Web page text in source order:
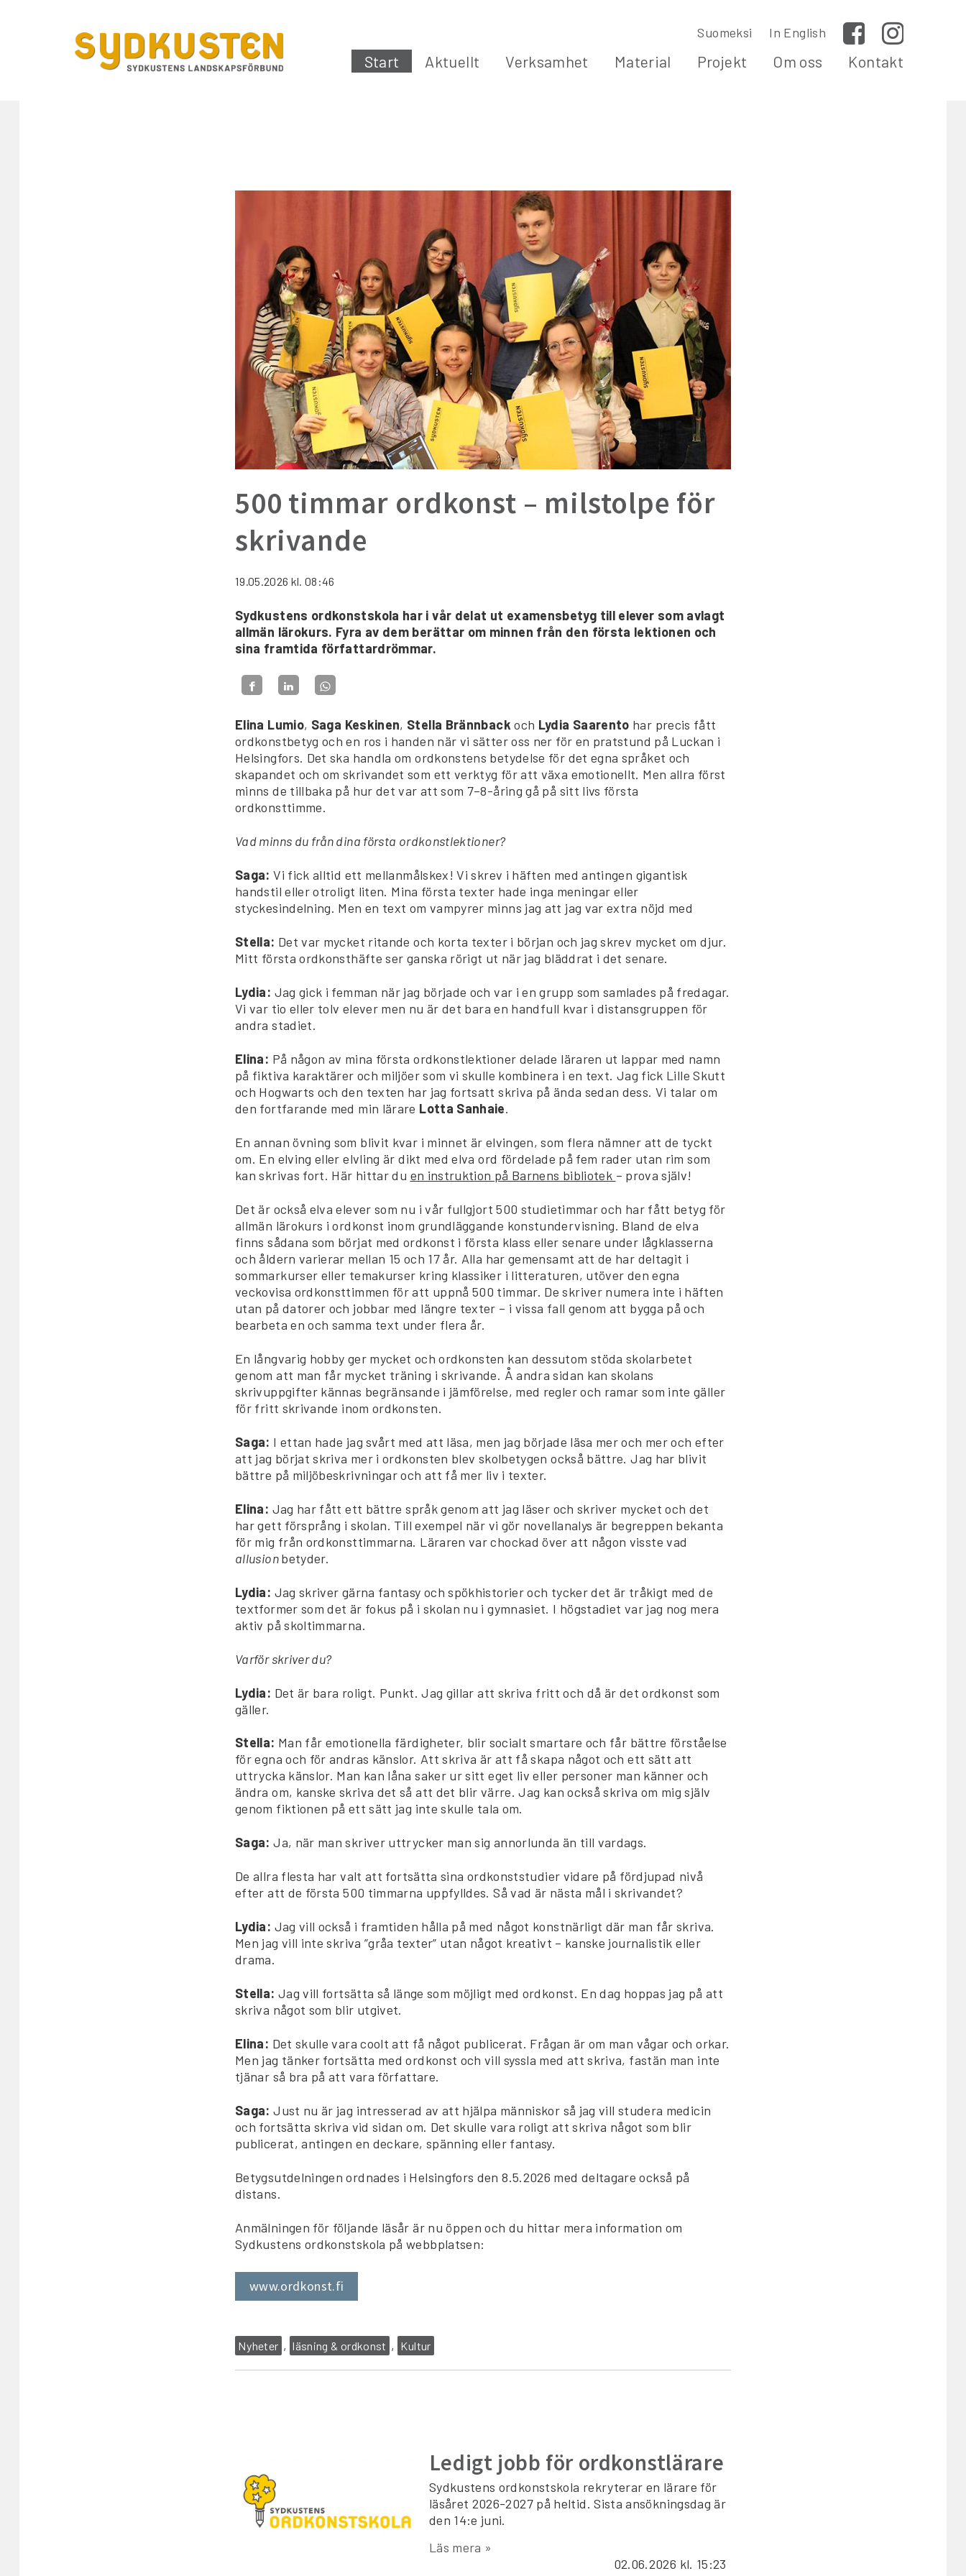
Suomeksi In English Facebook
Start Aktuellt Verksamhet Material Projekt Om oss Kontakt
Nyheter läsning & ordkonst Kultur
500 timmar ordkonst – milstolpe för
skrivande
19.05.2026 kl. 08:46
Sydkustens ordkonstskola har i vår delat ut examensbetyg till elever som avlagt
allmän lärokurs. Fyra av dem berättar om minnen från den första lektionen och
sina framtida författardrömmar.
Elina Lumio, Saga Keskinen, Stella Brännbackoch Lydia Saarento har precis fått
ordkonstbetyg och en ros i handen när vi sätter oss ner för en pratstund på Luckan i
Helsingfors. Det ska handla om ordkonstens betydelse för det egna språket och
skapandet och om skrivandet som ett verktyg för att växa emotionellt. Men allra först
minns de tillbaka på hur det var att som 7–8-åring gå på sitt livs första
ordkonsttimme.
Vad minns du från dina första ordkonstlektioner?
Saga:Vi fick alltid ett mellanmålskex! Vi skrev i häften med antingen gigantisk
handstil eller otroligt liten. Mina första texter hade inga meningar eller
styckesindelning. Men en text om vampyrer minns jag att jag var extra nöjd med
Stella: Det var mycket ritande och korta texter i början och jag skrev mycket om djur.
Mitt första ordkonsthäfte ser ganska rörigt ut när jag bläddrat i det senare.
Lydia: Jag gick i femman när jag började och var i en grupp som samlades på fredagar.
Vi var tio eller tolv elever men nu är det bara en handfull kvar i distansgruppen för
andra stadiet.
Elina: På någon av mina första ordkonstlektioner delade läraren ut lappar med namn
på fiktiva karaktärer och miljöer som vi skulle kombinera i en text. Jag fick Lille Skutt
och Hogwarts och den texten har jag fortsatt skriva på ända sedan dess. Vi talar om
den fortfarande med min lärare Lotta Sanhaie.
En annan övning som blivit kvar i minnet är elvingen, som flera nämner att de tyckt
om. En elving eller elvling är dikt med elva ord fördelade på fem rader utan rim som
kan skrivas fort. Här hittar du en instruktion på Barnens bibliotek – prova själv!
Det är också elva elever som nu i vår fullgjort 500 studietimmar och har fått betyg för
allmän lärokurs i ordkonst inom grundläggande konstundervisning. Bland de elva
finns sådana som börjat med ordkonst i första klass eller senare under lågklasserna
och åldern varierar mellan 15 och 17 år. Alla har gemensamt att de har deltagit i
sommarkurser eller temakurser kring klassiker i litteraturen, utöver den egna
veckovisa ordkonsttimmen för att uppnå 500 timmar. De skriver numera inte i häften
utan på datorer och jobbar med längre texter – i vissa fall genom att bygga på och
bearbeta en och samma text under flera år.
En långvarig hobby ger mycket och ordkonsten kan dessutom stöda skolarbetet
genom att man får mycket träning i skrivande. Å andra sidan kan skolans
skrivuppgifter kännas begränsande i jämförelse, med regler och ramar som inte gäller
för fritt skrivande inom ordkonsten.
Saga: I ettan hade jag svårt med att läsa, men jag började läsa mer och mer och efter
att jag börjat skriva mer i ordkonsten blev skolbetygen också bättre. Jag har blivit
bättre på miljöbeskrivningar och att få mer liv i texter.
Elina: Jag har fått ett bättre språk genom att jag läser och skriver mycket och det
har gett försprång i skolan. Till exempel när vi gör novellanalys är begreppen bekanta
för mig från ordkonsttimmarna. Läraren var chockad över att någon visste vad
allusionbetyder.
Lydia: Jag skriver gärna fantasy och spökhistorier och tycker det är tråkigt med de
textformer som det är fokus på i skolan nu i gymnasiet. I högstadiet var jag nog mera
aktiv på skoltimmarna.
Varför skriver du?
Lydia: Det är bara roligt. Punkt. Jag gillar att skriva fritt och då är det ordkonst som
gäller.
Stella: Man får emotionella färdigheter, blir socialt smartare och får bättre förståelse
för egna och för andras känslor. Att skriva är att få skapa något och ett sätt att
uttrycka känslor. Man kan låna saker ur sitt eget liv eller personer man känner och
ändra om, kanske skriva det så att det blir värre. Jag kan också skriva om mig själv
genom fiktionen på ett sätt jag inte skulle tala om.
Saga:Ja, när man skriver uttrycker man sig annorlunda än till vardags.
De allra flesta har valt att fortsätta sina ordkonststudier vidare på fördjupad nivå
efter att de första 500 timmarna uppfylldes. Så vad är nästa mål i skrivandet?
Lydia: Jag vill också i framtiden hålla på med något konstnärligt där man får skriva.
Men jag vill inte skriva ”gråa texter” utan något kreativt – kanske journalistik eller
drama.
Stella: Jag vill fortsätta så länge som möjligt med ordkonst. En dag hoppas jag på att
skriva något som blir utgivet.
Elina: Det skulle vara coolt att få något publicerat. Frågan är om man vågar och orkar.
Men jag tänker fortsätta med ordkonst och vill syssla med att skriva, fastän man inte
tjänar så bra på att vara författare.
Saga:Just nu är jag intresserad av att hjälpa människor så jag vill studera medicin
och fortsätta skriva vid sidan om. Det skulle vara roligt att skriva något som blir
publicerat, antingen en deckare, spänning eller fantasy.
Betygsutdelningen ordnades i Helsingfors den 8.5.2026 med deltagare också på
distans.
Anmälningen för följande läsår är nu öppen och du hittar mera information om
Sydkustens ordkonstskola på webbplatsen:
www.ordkonst.fi
Ledigt jobb för ordkonstlärare
Sydkustens ordkonstskola rekryterar en lärare för
läsåret 2026-2027 på heltid. Sista ansökningsdag är
den 14:e juni.
Läs mera »
02.06.2026 kl. 15:23